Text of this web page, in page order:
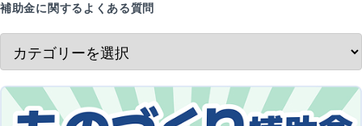
補助金に関するよくある質問